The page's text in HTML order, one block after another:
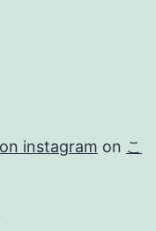
instagram on こ